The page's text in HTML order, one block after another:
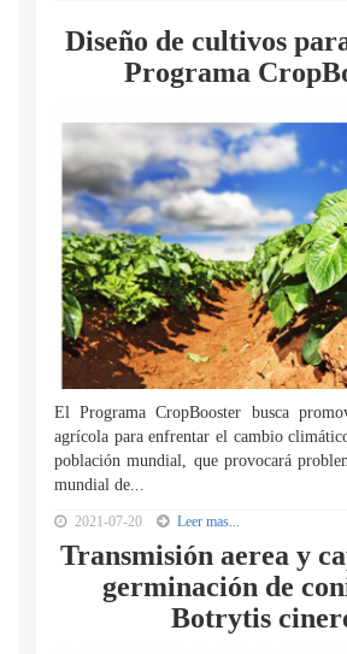
Diseño de cultivos
Programa
El Programa CropBooster busca
agrícola para enfrentar el cambio
población mundial, que provocará
mundial de...
2021-07-20 Leer mas...
Transmisión aerea y
germinación de
Botrytis